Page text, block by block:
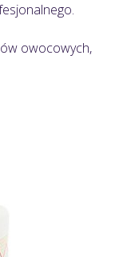
owocowych,